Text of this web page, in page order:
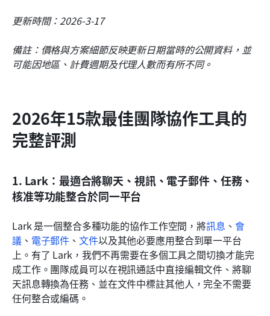
更新時間：2026-3-17
備註：價格與方案細節反映更新日期當時的公開資料，並
可能因地區、計費週期及代理人數而有所不同。
2026年15款最佳團隊協作工具的
完整評測
1. Lark：最適合將聊天、視訊、電子郵件、任務、
核准等功能整合於同一平台
Lark 是一個整合多種功能的協作工作空間，將訊息 、 會
議、 電子郵件 、文件以及其他必要應用整合到單一平台
上。有了 Lark，我們不再需要在多個工具之間切換才能完
成工作。團隊成員可以在視訊通話中直接編輯文件、將聊
天訊息轉換為任務、並在文件中標註其他人，完全不需要
任何整合或編碼。